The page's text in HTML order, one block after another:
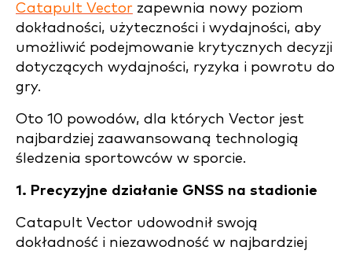
Catapult Vector zapewnia nowy poziom
dokładności, użyteczności i wydajności, aby
umożliwić podejmowanie krytycznych decyzji
dotyczących wydajności, ryzyka i powrotu do
gry.
Oto 10 powodów, dla których Vector jest
najbardziej zaawansowaną technologią
śledzenia sportowców w sporcie.
1. Precyzyjne działanie GNSS na stadionie
Catapult Vector udowodnił swoją
dokładność i niezawodność w najbardziej